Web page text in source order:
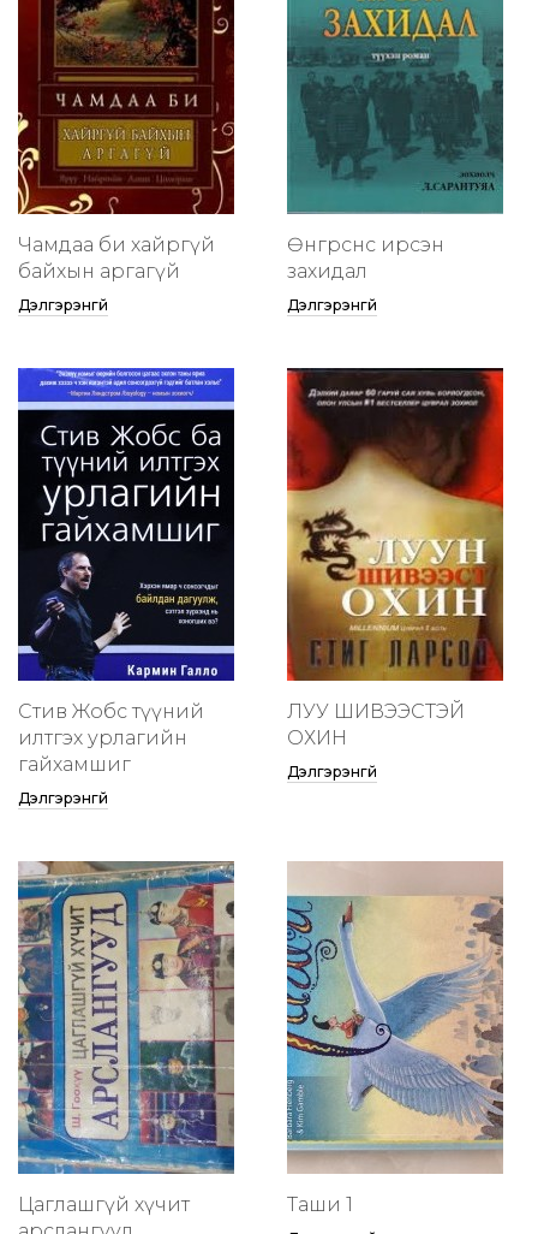
Чамдаа би хайргүй
байхын аргагүй
Дэлгэрэнгүй
Өнгөрснөөс ирсэн
захидал
Дэлгэрэнгүй
Стив Жобс түүний
илтгэх урлагийн
гайхамшиг
Дэлгэрэнгүй
ЛУУ ШИВЭЭСТЭЙ
ОХИН
Дэлгэрэнгүй
Цаглашгүй хүчит
Таши 1